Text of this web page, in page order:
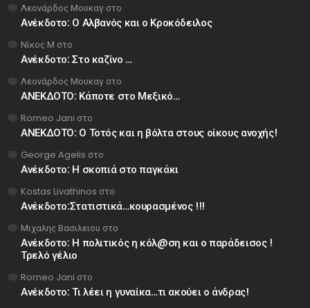
Λεονάρδος Μουκαγ στο
Ανέκδοτο: Ο Αλβανός και ο Κροκόδειλος
Νίκος Μ στο
Ανέκδοτο: Στο καζίνο …
Λεονάρδος Μουκαγ στο
ΑΝΕΚΔΟΤΟ: Κάποτε στο Μεξικό…
Romeo Jani στο
ΑΝΕΚΔΟΤΟ: Ο Τοτός και η βόλτα στους οίκους ανοχής!
George Agelis στο
Ανέκδοτο: Η σκοπιά στο παγκάκι
Kostas Livathinos στο
Ανέκδοτο:Στατιστικά…κουρασμένος !!!
Μιχαλης Βασιλειου στο
Ανέκδοτο: Η πολιτικός η κόλ@ση και ο παράδεισος !
Τρελό γέλιο
Romeo Jani στο
Ανέκδοτο: Τι λέει η γυναίκα…τι ακούει ο άνδρας!